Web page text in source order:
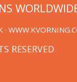
·
RESERVED